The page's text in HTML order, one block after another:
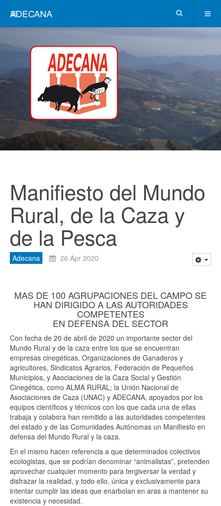
ADECANA
Manifiesto del Mundo
Rural, de la Caza y
de la Pesca
Adecana 26 Apr 2020
MAS DE 100 AGRUPACIONES DEL CAMPO SE
HAN DIRIGIDO A LAS AUTORIDADES
COMPETENTES
EN DEFENSA DEL SECTOR
Con fecha de 20 de abril de 2020 un importante sector del
Mundo Rural y de la caza entre los que se encuentran
empresas cinegéticas, Organizaciones de Ganaderos y
agricultores, Sindicatos Agrarios, Federación de Pequeños
Municipios, y Asociaciones de la Caza Social y Gestión
Cinegética, como ALMA RURAL; la Unión Nacional de
Asociaciones de Caza (UNAC) y ADECANA, apoyados por los
equipos científicos y técnicos con los que cada una de ellas
trabaja y colabora han remitido a las autoridades competentes
del estado y de las Comunidades Autónomas un Manifiesto en
defensa del Mundo Rural y la caza.
En el mismo hacen referencia a que determinados colectivos
ecologistas, que se podrían denominar “animalistas”, pretenden
aprovechar cualquier momento para tergiversar la verdad y
disfrazar la realidad, y todo ello, única y exclusivamente para
intentar cumplir las ideas que enarbolan en aras a mantener su
existencia y necesidad.